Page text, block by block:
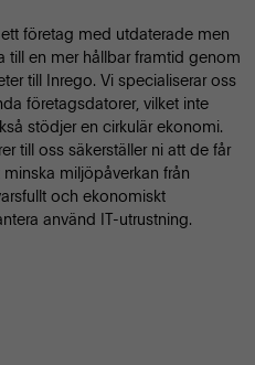
företag med utdaterade men
till en mer hållbar framtid genom
till Inrego. Vi specialiserar oss
företagsdatorer, vilket inte
stödjer en cirkulär ekonomi.
till oss säkerställer ni att de får
miljöpåverkan från
och ekonomiskt
använd IT-utrustning.